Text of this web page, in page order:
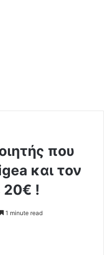
που
και τον
!
1 minute read